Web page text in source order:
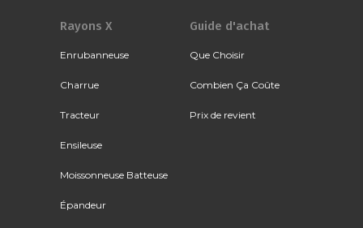
Rayons X
Enrubanneuse
Charrue
Tracteur
Ensileuse
Moissonneuse Batteuse
Épandeur
Guide d'achat
Que Choisir
Combien Ça Coûte
Prix de revient